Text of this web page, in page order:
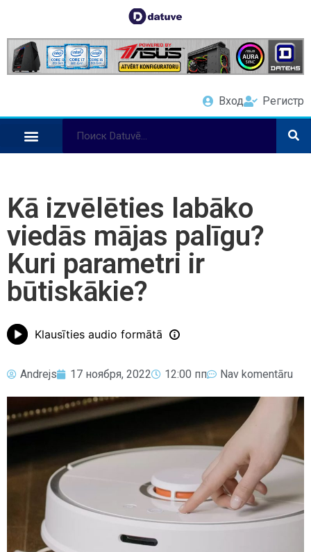
Вход Регистр
Kā izvēlēties labāko
viedās mājas palīgu?
Kuri parametri ir
būtiskākie?
Klausīties audio formātā
Andrejs 17 ноября, 2022 12:00 пп Nav komentāru